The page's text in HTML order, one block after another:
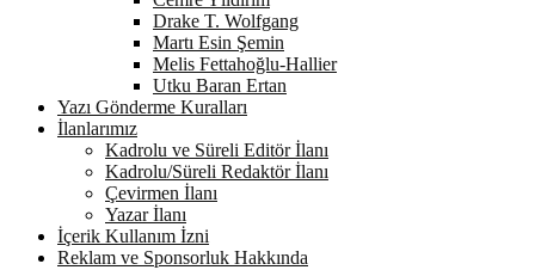
Drake T. Wolfgang
Martı Esin Şemin
Melis Fettahoğlu-Hallier
Utku Baran Ertan
Yazı Gönderme Kuralları
İlanlarımız
Kadrolu ve Süreli Editör İlanı
Kadrolu/Süreli Redaktör İlanı
Çevirmen İlanı
Yazar İlanı
İçerik Kullanım İzni
Reklam ve Sponsorluk Hakkında